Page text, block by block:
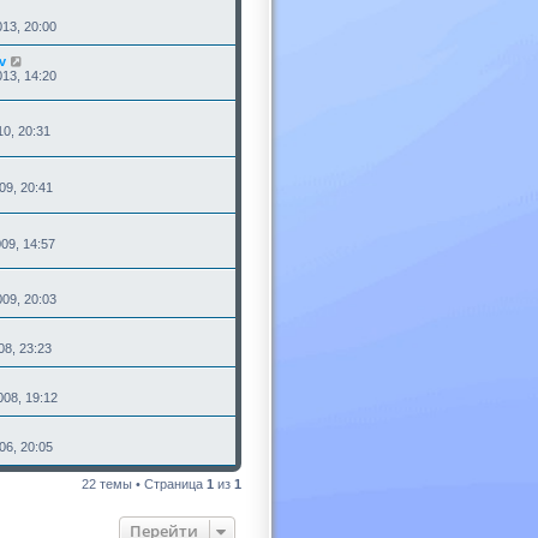
20:00
14:20
20:31
20:41
14:57
20:03
23:23
19:12
20:05
22 темы • Страница 1 из 1
Перейти